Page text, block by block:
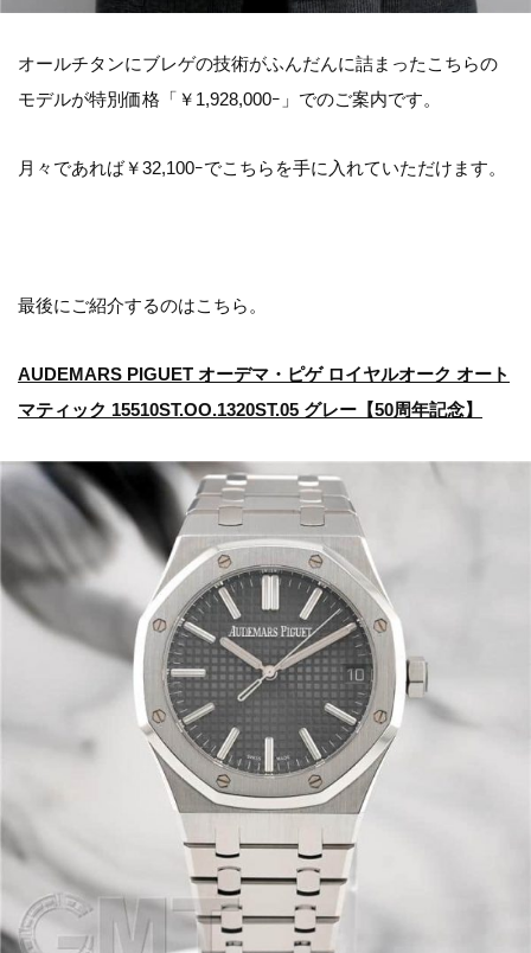
オールチタンにブレゲの技術がふんだんに詰まったこちらの
モデルが特別価格「￥1,928,000ｰ」でのご案内です。
月々であれば￥32,100ｰでこちらを手に入れていただけます。
最後にご紹介するのはこちら。
AUDEMARS PIGUET オーデマ・ピゲ ロイヤルオーク オート
マティック 15510ST.OO.1320ST.05 グレー【50周年記念】